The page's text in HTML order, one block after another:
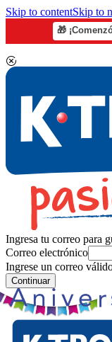
Skip to contentSkip to
🎁
Ingresa tu correo para
Correo electrónico
Ingrese un correo
Continuar